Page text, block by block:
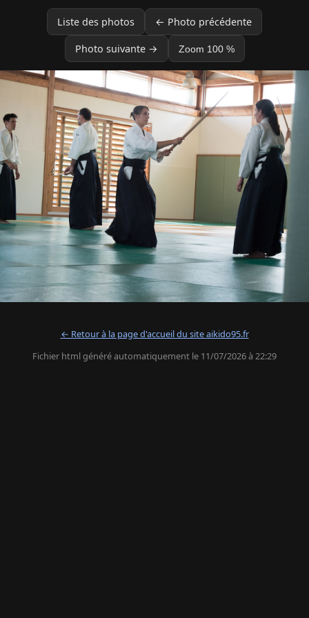
Liste des photos ← Photo précédente
Photo suivante → Zoom 100 %
← Retour à la page d'accueil du site aikido95.fr
Fichier html généré automatiquement le 11/07/2026 à 22:29